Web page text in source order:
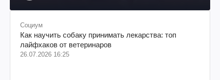
Социум
Как научить собаку принимать лекарства: топ
лайфхаков от ветеринаров
26.07.2026 16:25